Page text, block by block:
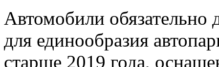
Автомобили
для единообразия
старше 2019 года,